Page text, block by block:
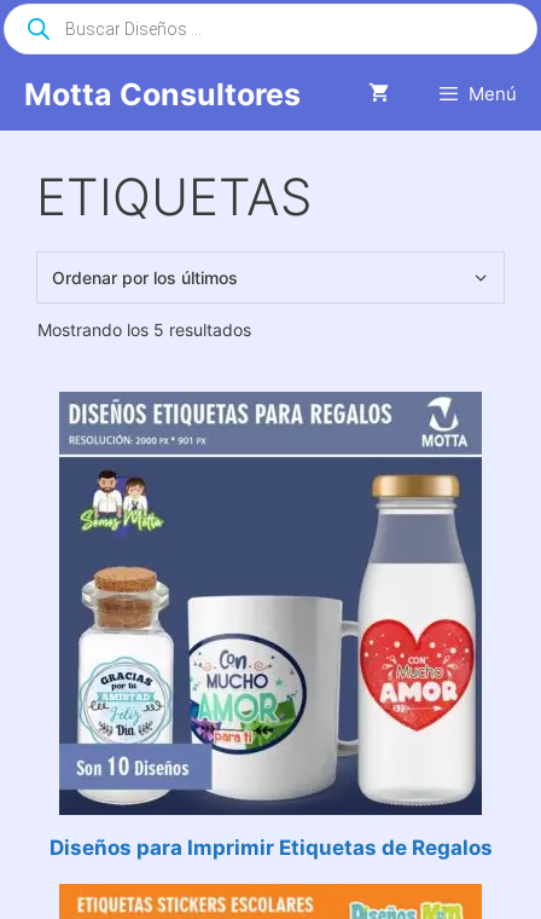
Saltar
al
Motta Consultores Menú
Búsqueda
de
productos
ETIQUETAS
Mostrando los 5 resultadosOrdenado
últimos
Diseños para Imprimir Etiquetas de Regalos